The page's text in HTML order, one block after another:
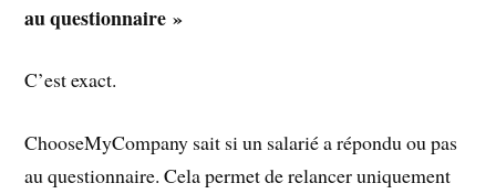
au questionnaire »
C’est exact.
ChooseMyCompany sait si un salarié a répondu ou pas
au questionnaire. Cela permet de relancer uniquement